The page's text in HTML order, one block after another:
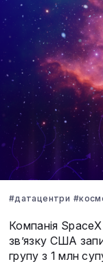
#датацентри
Компанія SpaceX
зв’язку США
групу з 1 млн